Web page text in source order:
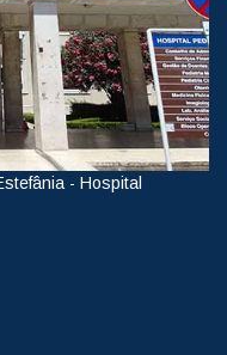
- Hospital